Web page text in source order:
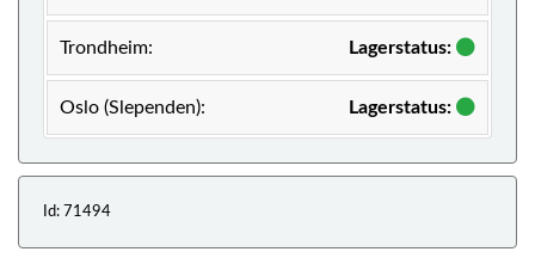
Trondheim: Lagerstatus:
Oslo (Slependen): Lagerstatus:
Id: 71494